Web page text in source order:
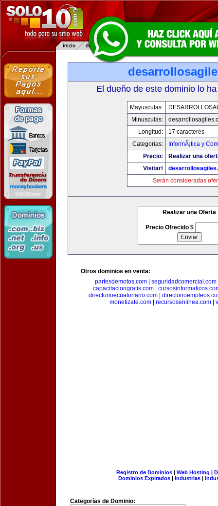
El dueño de este dominio lo
Mayusculas:
Minusculas:
Longitud:
17 caracteres
Categorias:
InformÃ¡tica y
Precio:
Realizar una
Visitar!
Serán consideradas
Realizar una Oferta
Precio Ofrecido $
Otros dominios en venta:
partesdemotos.com| seguridadcomercial.com
capacitaciongratis.com|
directorioecuatoriano.com
monetizate.com
recursosenlinea.com
Registro de Dominios| Web Hosting |
Dominios Expirados | Industrias |
Categorías de Dominio: